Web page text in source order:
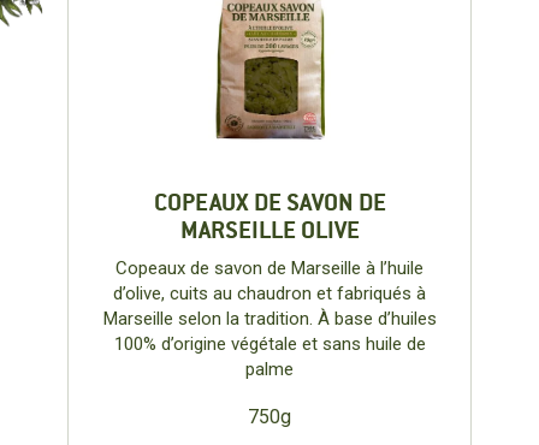
COPEAUX DE SAVON DE
MARSEILLE OLIVE
Copeaux de savon de Marseille à l’huile
d’olive, cuits au chaudron et fabriqués à
Marseille selon la tradition. À base d’huiles
100% d’origine végétale et sans huile de
palme
750g